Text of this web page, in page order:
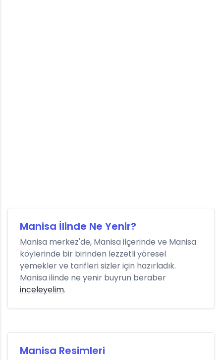
Manisa İlinde Ne Yenir?
Manisa merkez'de, Manisa ilçerinde ve Manisa
köylerinde bir birinden lezzetli yöresel
yemekler ve tarifleri sizler için hazırladık.
Manisa ilinde ne yenir buyrun beraber
inceleyelim.
Manisa Resimleri